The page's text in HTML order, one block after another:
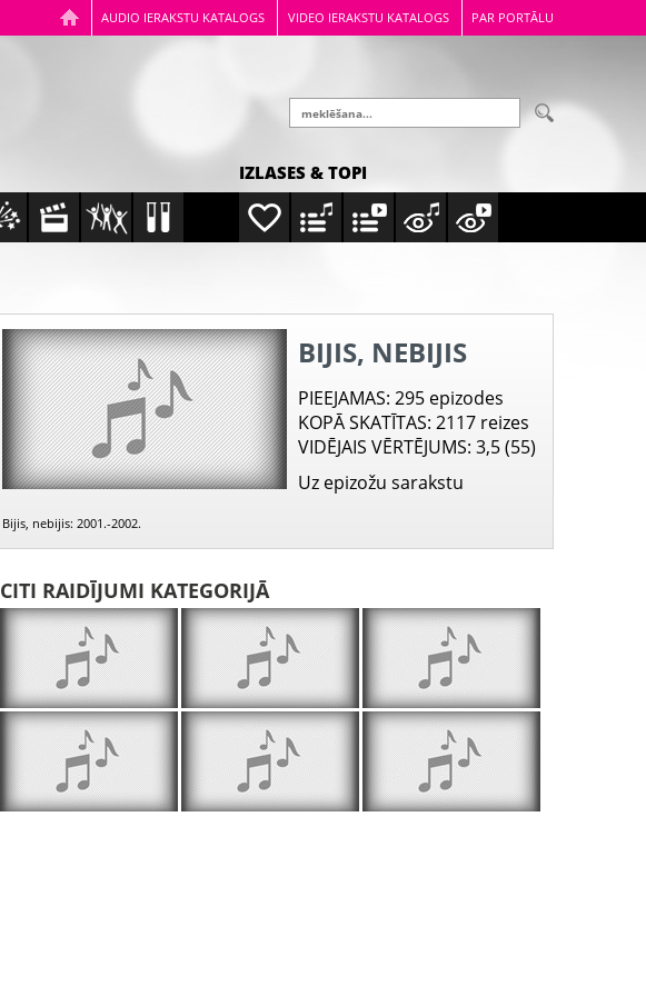
AUDIO IERAKSTU KATALOGS VIDEO IERAKSTU KATALOGS PAR PORTĀLU
IZLASES & TOPI
BIJIS, NEBIJIS
PIEEJAMAS: 295 epizodes
KOPĀ SKATĪTAS: 2117 reizes
VIDĒJAIS VĒRTĒJUMS: 3,5 (55)
Uz epizožu sarakstu
Bijis, nebijis: 2001.-2002.
CITI RAIDĪJUMI KATEGORIJĀ